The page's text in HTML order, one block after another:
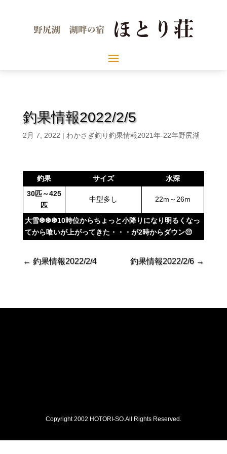
釣果情報2022/2/5
2月 7, 2022 | わかさぎ釣り釣果情報2021年-22年野尻湖
釣果 サイズ
水深
30匹～425
匹
中型多し 22m～26m
大雪❆❆❆10時位からちょっと小降りになり明るくなっ
てから喰いが上がってきた・・・が2時からダウン😔
← 釣果情報2022/2/4 釣果情報2022/2/6 →
Copyright 2002 HOTORI-SO.All Rights Reserved.